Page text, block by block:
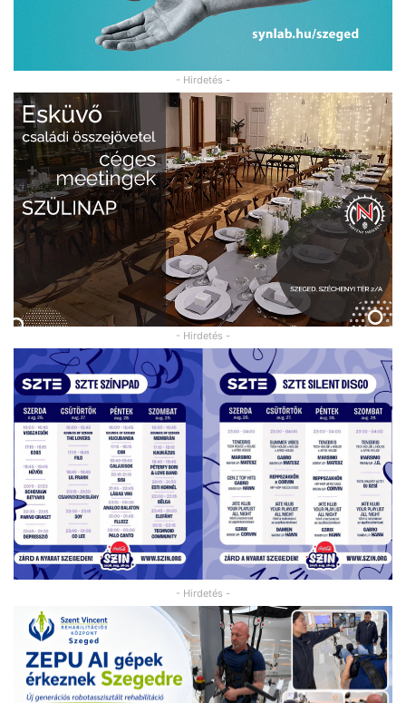
- Hirdetés -
- Hirdetés -
- Hirdetés -